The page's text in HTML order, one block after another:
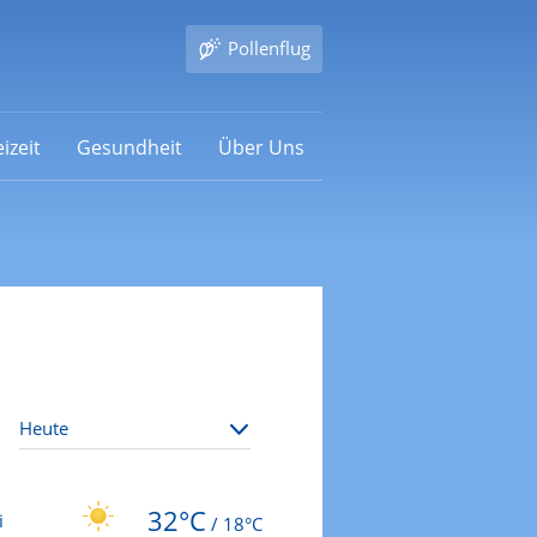
Pollenflug
Gesundheit Über Uns
32°C / 18°C